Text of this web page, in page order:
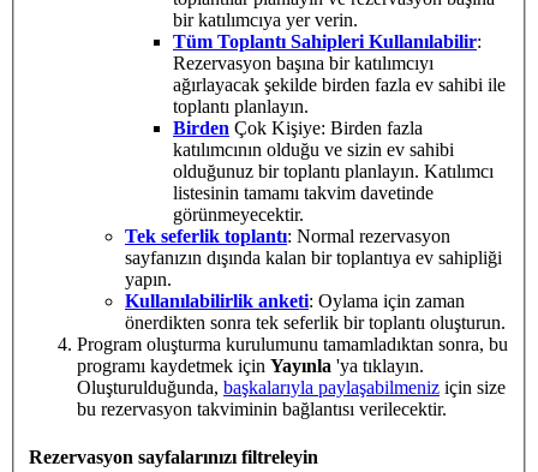
bir katılımcıya yer verin.
Tüm Toplantı Sahipleri Kullanılabilir:
Rezervasyon başına bir katılımcıyı
ağırlayacak şekilde birden fazla ev sahibi ile
toplantı planlayın.
Birden Çok Kişiye: Birden fazla
katılımcının olduğu ve sizin ev sahibi
olduğunuz bir toplantı planlayın. Katılımcı
listesinin tamamı takvim davetinde
görünmeyecektir.
Tek seferlik toplantı: Normal rezervasyon
sayfanızın dışında kalan bir toplantıya ev sahipliği
yapın.
Kullanılabilirlik anketi: Oylama için zaman
önerdikten sonra tek seferlik bir toplantı oluşturun.
Program oluşturma kurulumunu tamamladıktan sonra, bu
programı kaydetmek için Yayınla 'ya tıklayın.
Oluşturulduğunda, başkalarıyla paylaşabilmeniz için size
bu rezervasyon takviminin bağlantısı verilecektir.
Rezervasyon sayfalarınızı filtreleyin